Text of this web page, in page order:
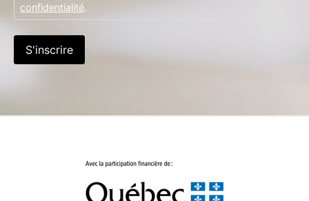
confidentialité.
S'inscrire